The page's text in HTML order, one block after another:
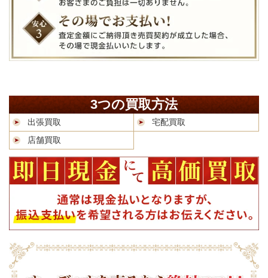
3つの買取方法
出張買取
宅配買取
店舗買取